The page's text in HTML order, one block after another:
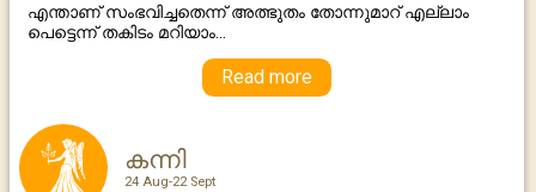
എന്താണ് സംഭവിച്ചതെന്ന് അത്ഭുതം തോന്നുമാറ് എല്ലാം
പെട്ടെന്ന് തകിടം മറിയാം...
Read more
കന്നി
24 Aug-22 Sept